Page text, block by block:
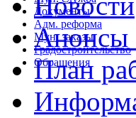
Документы
Адм. реформа
Мун. заказы
Градостроительство
Обращения
Анонсы
План